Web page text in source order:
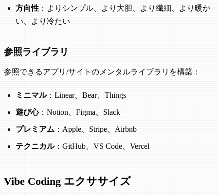
方向性 ：よりシンプル、より大胆、より繊細、より暖か
い、より冷たい
参照ライブラリ
参照できるアプリ/サイトのメンタルライブラリを構築：
ミニマル：Linear、Bear、Things
遊び心：Notion、Figma、Slack
プレミアム ：Apple、Stripe、Airbnb
テクニカル：GitHub、VS Code、Vercel
Vibe Coding エクササイズ